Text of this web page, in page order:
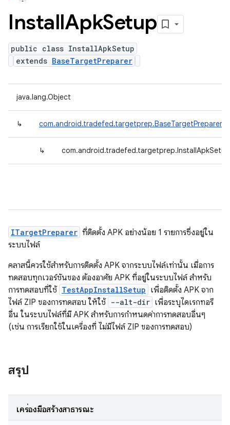
InstallApkSetup
public class InstallApkSetup
extends BaseTargetPreparer
java.lang.Object
↳ com.android.tradefed.targetprep.BaseTargetPreparer
↳ com.android.tradefed.targetprep.InstallApkSetup
ITargetPreparer ที่ติดตั้ง APK อย่างน้อย 1 รายการซึ่งอยู่ใน
ระบบไฟล์
คลาสนี้ควรใช้สำหรับการติดตั้ง APK จากระบบไฟล์เท่านั้น เมื่อการ
ทดสอบทุกเวอร์ชันของ ต้องอาศัย APK ที่อยู่ในระบบไฟล์ สำหรับ
การทดสอบที่ใช้ TestAppInstallSetup เพื่อติดตั้ง APK จาก
ไฟล์ ZIP ของการทดสอบ ให้ใช้ --alt-dir เพื่อระบุไดเรกทอรี
อื่น ในระบบไฟล์ที่มี APK สำหรับการกำหนดค่าการทดสอบอื่นๆ
(เช่น การเรียกใช้ในเครื่องที่ ไม่มีไฟล์ ZIP ของการทดสอบ)
สรุป
เครื่องมือสร้างสาธารณะ